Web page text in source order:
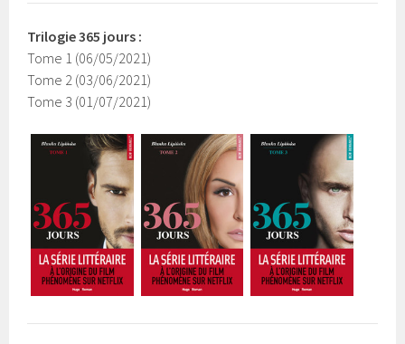
Trilogie 365 jours :
Tome 1 (06/05/2021)
Tome 2 (03/06/2021)
Tome 3 (01/07/2021)